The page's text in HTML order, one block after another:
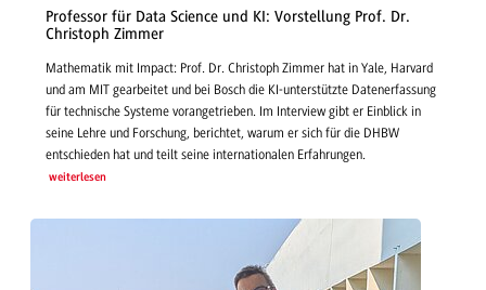
Professor für Data Science und KI: Vorstellung Prof. Dr.
Christoph Zimmer
Mathematik mit Impact: Prof. Dr. Christoph Zimmer hat in Yale, Harvard
und am MIT gearbeitet und bei Bosch die KI-unterstützte Datenerfassung
für technische Systeme vorangetrieben. Im Interview gibt er Einblick in
seine Lehre und Forschung, berichtet, warum er sich für die DHBW
entschieden hat und teilt seine internationalen Erfahrungen.
weiterlesen